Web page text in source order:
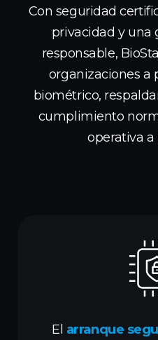
Con seguridad
privacidad y una
responsable,
organizaciones a
biométrico,
cumplimiento
operativa a
El arranque